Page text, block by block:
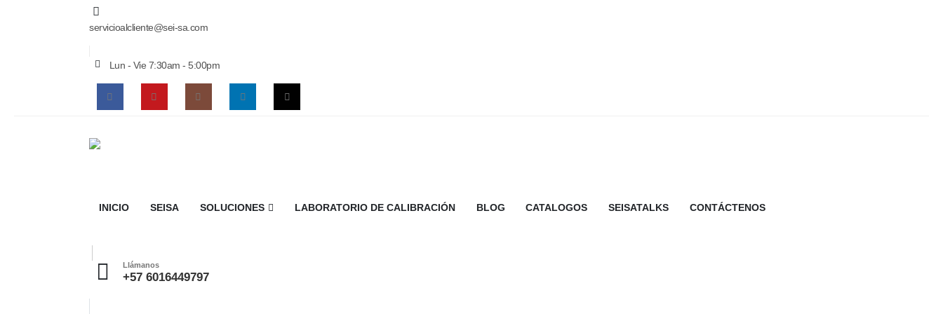
servicioalcliente@sei-sa.com
Lun - Vie 7:30am - 5:00pm
INICIO SEISA SOLUCIONES LABORATORIO DE CALIBRACIÓN BLOG CATALOGOS SEISATALKS CONTÁCTENOS
Llámanos
+57 6016449797